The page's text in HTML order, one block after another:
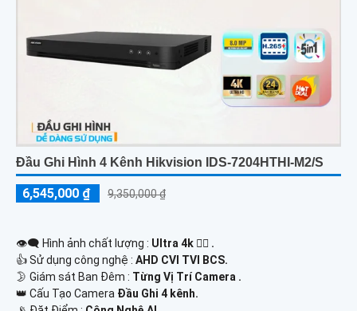
Đầu Ghi Hình 4 Kênh Hikvision IDS-7204HTHI-M2/S
6,545,000 ₫ 9,350,000 ₫
👁️‍🗨 Hình ảnh chất lượng : Ultra 4k 👍🏾 .
👍 Sử dụng công nghệ : AHD CVI TVI BCS.
🌛 Giám sát Ban Đêm : Từng Vị Trí Camera .
👑 Cấu Tạo Camera Đầu Ghi 4 kênh.